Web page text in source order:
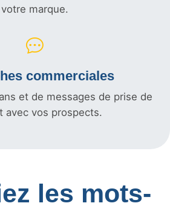
votre marque.
commerciales
et de messages de prise de
avec vos prospects.
les mots-